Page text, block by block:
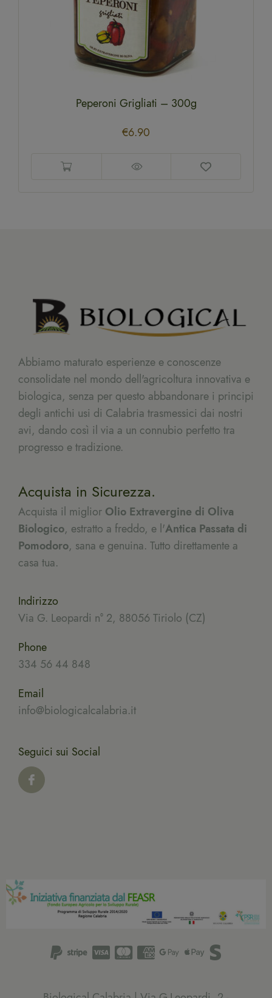
Peperoni Grigliati – 300g
€6.90
Abbiamo maturato esperienze e conoscenze
consolidate nel mondo dell'agricoltura innovativa e
biologica, senza per questo abbandonare i principi
degli antichi usi di Calabria trasmessici dai nostri
avi, dando così il via a un connubio perfetto tra
progresso e tradizione.
Acquista in Sicurezza.
Acquista il miglior Olio Extravergine di Oliva
Biologico, estratto a freddo, e l'Antica Passata di
Pomodoro, sana e genuina. Tutto direttamente a
casa tua.
Indirizzo
Via G. Leopardi n° 2, 88056 Tiriolo (CZ)
Phone
334 56 44 848
Email
info@biologicalcalabria.it
Seguici sui Social